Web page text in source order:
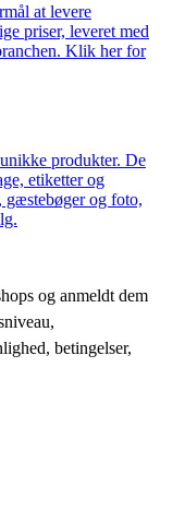
at levere
priser, leveret med
Klik her for
produkter. De
etiketter og
gæstebøger og foto,
og anmeldt dem
betingelser,